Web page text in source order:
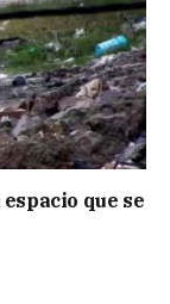
que se